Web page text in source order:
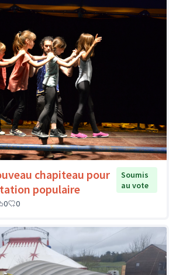
chapiteau pour
populaire
Soumis
au vote
0 0